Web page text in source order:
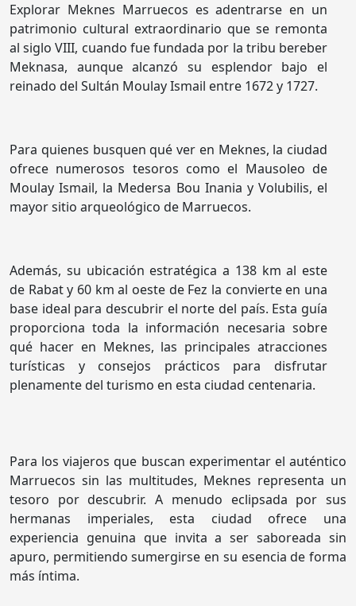
Explorar Meknes Marruecos es adentrarse en un
patrimonio cultural extraordinario que se remonta
al siglo VIII, cuando fue fundada por la tribu bereber
Meknasa, aunque alcanzó su esplendor bajo el
reinado del Sultán Moulay Ismail entre 1672 y 1727.
Para quienes busquen qué ver en Meknes, la ciudad
ofrece numerosos tesoros como el Mausoleo de
Moulay Ismail, la Medersa Bou Inania y Volubilis, el
mayor sitio arqueológico de Marruecos.
Además, su ubicación estratégica a 138 km al este
de Rabat y 60 km al oeste de Fez la convierte en una
base ideal para descubrir el norte del país. Esta guía
proporciona toda la información necesaria sobre
qué hacer en Meknes, las principales atracciones
turísticas y consejos prácticos para disfrutar
plenamente del turismo en esta ciudad centenaria.
Para los viajeros que buscan experimentar el auténtico
Marruecos sin las multitudes, Meknes representa un
tesoro por descubrir. A menudo eclipsada por sus
hermanas imperiales, esta ciudad ofrece una
experiencia genuina que invita a ser saboreada sin
apuro, permitiendo sumergirse en su esencia de forma
más íntima.